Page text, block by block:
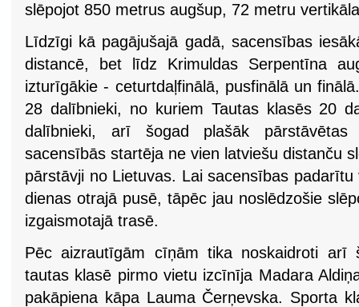
slēpojot 850 metrus augšup, 72 metru
Līdzīgi kā pagājušajā gadā, sacensības
distancē, bet līdz Krimuldas Serpentīna
izturīgākie - ceturtdaļfinālā, pusfinālā un
28 dalībnieki, no kuriem Tautas klasēs 20
dalībnieki, arī šogad plašāk
sacensībās startēja ne vien latviešu distanču
pārstāvji no Lietuvas. Lai sacensības
dienas otrajā pusē, tāpēc jau noslēdzošie
izgaismotajā trasē.
Pēc aizrautīgām cīņām tika noskaidroti arī
tautas klasē pirmo vietu izcīnīja Madara
pakāpiena kāpa Lauma Čerņevska. Sporta